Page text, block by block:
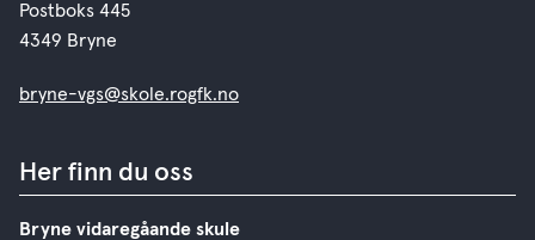
Postboks 445
4349 Bryne
bryne-vgs@skole.rogfk.no
Her finn du oss
Bryne vidaregåande skule